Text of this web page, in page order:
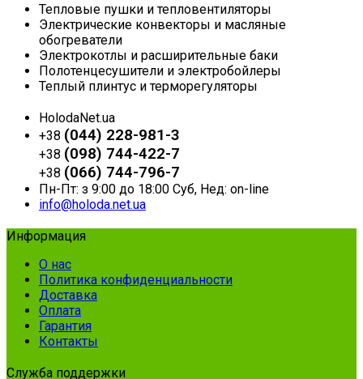
Тепловые пушки и тепловентиляторы
Электрические конвекторы и масляные
обогреватели
Электрокотлы и расширительные баки
Полотенцесушители и электробойлеры
Теплый плинтус и терморегуляторы
HolodaNet.ua
+38 (044) 228-981-3
+38 (098) 744-422-7
+38 (066) 744-796-7
Пн-Пт: з 9:00 до 18:00 Суб, Нед: on-line
info@holoda.net.ua
Информация
О нас
Политика конфиденциальности
Доставка
Оплата
Гарантия
Контакты
Служба поддержки